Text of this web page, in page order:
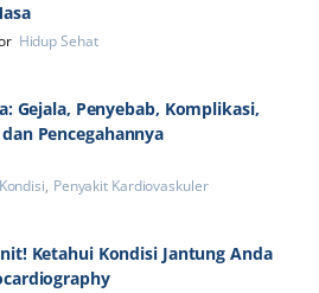
Hidup Sehat
Gejala, Penyebab, Komplikasi,
Pencegahannya
Penyakit Kardiovaskuler
Ketahui Kondisi Jantung Anda